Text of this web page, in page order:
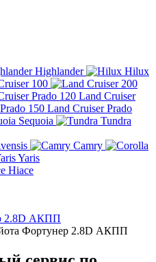
Highlander
Hilux
100
Land Cruiser
Land Cruiser Prado
Sequoia
Tundra
Camry
Yaris
Hiace
2.8D АКПП
Фортунер 2.8D АКПП